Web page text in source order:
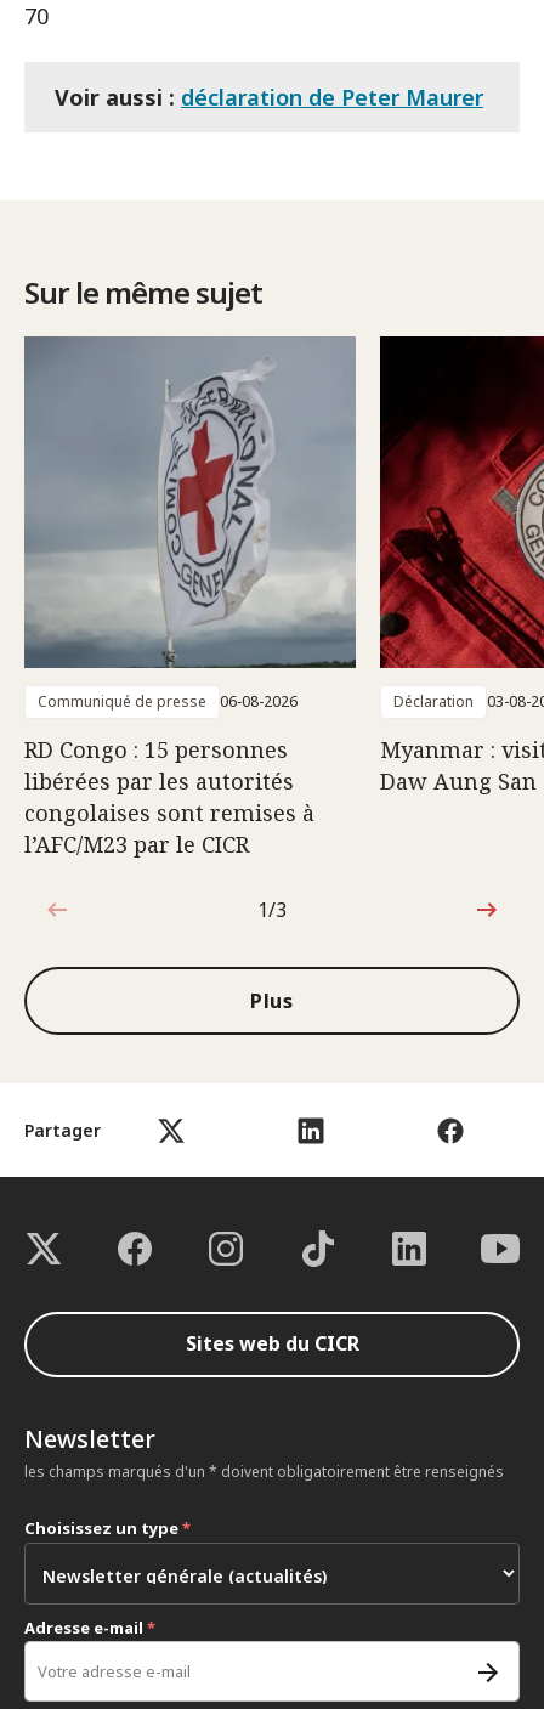
Partager
70
Voir aussi : déclaration de Peter Maurer
Sur le même sujet
Communiqué de presse 06-08-2026
RD Congo : 15 personnes
libérées par les autorités
congolaises sont remises à
l’AFC/M23 par le CICR
Déclaration 03-08-
Myanmar :
Daw Aung San
1sur3
1/3
Plus
Sites web du CICR
Newsletter
les champs marqués d'un * doivent obligatoirement être renseignés
Choisissez un type*
Adresse e-mail *